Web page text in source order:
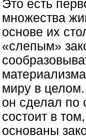
Это есть
множества
основе их
«слепым»
миру в
он сделал по
состоит в
основаны